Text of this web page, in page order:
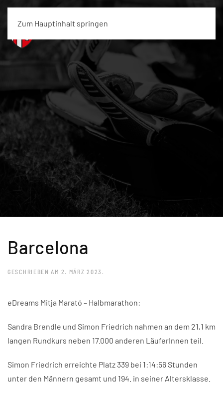
Zum Hauptinhalt springen
Barcelona
GESCHRIEBEN AM 2. MÄRZ 2023 .
eDreams Mitja Marató – Halbmarathon:
Sandra Brendle und Simon Friedrich nahmen an dem 21,1 km
langen Rundkurs neben 17.000 anderen LäuferInnen teil.
Simon Friedrich erreichte Platz 339 bei 1:14:56 Stunden
unter den Männern gesamt und 194. in seiner Altersklasse.